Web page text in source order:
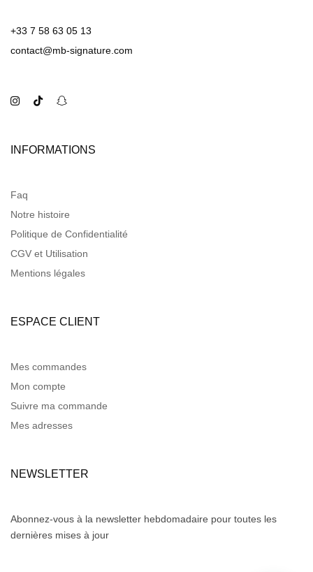
+33 7 58 63 05 13
contact@mb-signature.com
INFORMATIONS
Faq
Notre histoire
Politique de Confidentialité
CGV et Utilisation
Mentions légales
ESPACE CLIENT
Mes commandes
Mon compte
Suivre ma commande
Mes adresses
NEWSLETTER
Abonnez-vous à la newsletter hebdomadaire pour toutes les
dernières mises à jour